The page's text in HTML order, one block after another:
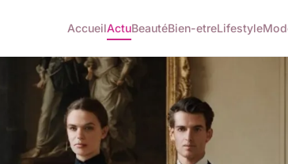
AccueilActuBeautéBien-etreLifestyle